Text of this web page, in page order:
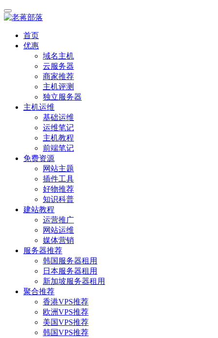
首页
优惠
域名主机
云服务器
商家推荐
主机评测
独立服务器
主机运维
基础运维
运维笔记
主机教程
前端笔记
免费资源
网站主题
插件工具
好物推荐
知识科普
建站教程
运营推广
网站运维
媒体营销
服务器推荐
韩国服务器租用
日本服务器租用
新加坡服务器租用
聚合推荐
香港VPS推荐
欧洲VPS推荐
美国VPS推荐
韩国VPS推荐